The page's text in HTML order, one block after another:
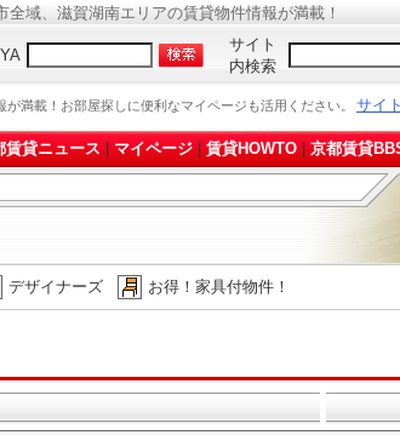
域、滋賀湖南エリアの賃貸物件情報が満載！
YA
サイト
内検索
が満載！お部屋探しに便利なマイページも活用ください。 サイ
賃貸ニュース マイページ 賃貸HOWTO 京都賃貸
デザイナーズ お得！家具付物件！